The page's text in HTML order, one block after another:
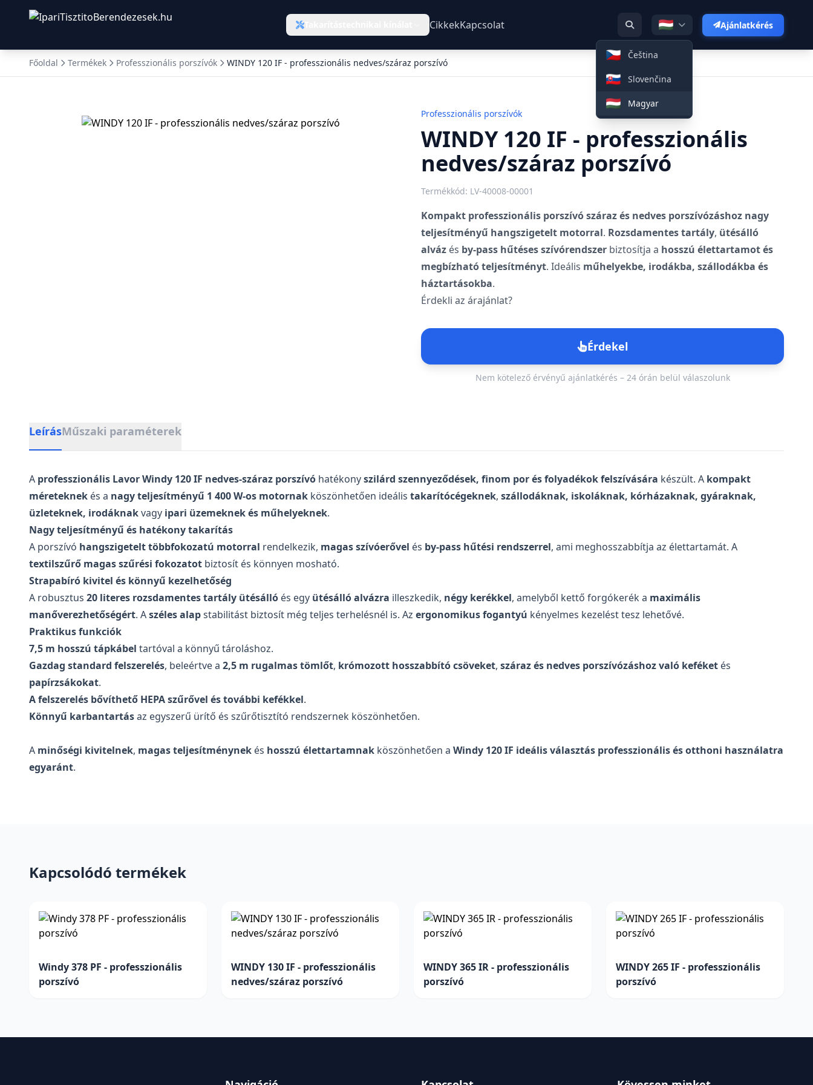
Takarítástechnikai kínálat CikkekKapcsolat
Čeština
Slovenčina
Magyar
Ajánlatkérés
Főoldal Termékek Professzionális porszívók WINDY 120 IF - professzionális nedves/száraz porszívó
Professzionális porszívók
WINDY 120 IF - professzionális
nedves/száraz porszívó
Termékkód: LV-40008-00001
Kompakt professzionális porszívószáraz és nedves porszívózáshoz nagy
teljesítményű hangszigetelt motorral. Rozsdamentes tartály, ütésálló
alváz és by-pass hűtéses szívórendszer biztosítja a hosszú élettartamot és
megbízható teljesítményt. Ideális műhelyekbe, irodákba, szállodákba és
háztartásokba.
Érdekli az árajánlat?
Érdekel
Nem kötelező érvényű ajánlatkérés – 24 órán belül válaszolunk
Kérés küldése
LeírásMűszaki paraméterek
A professzionális Lavor Windy 120 IF nedves-száraz porszívó hatékonyszilárd szennyeződések, finom por és folyadékok felszívására készült. A kompakt
méreteknek és a nagy teljesítményű 1 400 W-os motornak köszönhetően ideális takarítócégeknek, szállodáknak, iskoláknak, kórházaknak, gyáraknak,
üzleteknek, irodáknakvagy ipari üzemeknek és műhelyeknek.
Nagy teljesítményű és hatékony takarítás
A porszívó hangszigetelt többfokozatú motorral rendelkezik, magas szívóerővel és by-pass hűtési rendszerrel, ami meghosszabbítja az élettartamát. A
textilszűrő magas szűrési fokozatot biztosít és könnyen mosható.
Strapabíró kivitel és könnyű kezelhetőség
A robusztus 20 literes rozsdamentes tartály ütésálló és egy ütésálló alvázra illeszkedik, négy kerékkel, amelyből kettő forgókerék a maximális
manőverezhetőségért. Aszéles alapstabilitást biztosít még teljes terhelésnél is. Az ergonomikus fogantyú kényelmes kezelést tesz lehetővé.
Praktikus funkciók
7,5 m hosszú tápkábel tartóval a könnyű tároláshoz.
Gazdag standard felszerelés, beleértve a 2,5 m rugalmas tömlőt, krómozott hosszabbító csöveket, száraz és nedves porszívózáshoz való keféket és
papírzsákokat.
A felszerelés bővíthető HEPA szűrővel és további kefékkel.
Könnyű karbantartásaz egyszerű ürítő és szűrőtisztító rendszernek köszönhetően.
A minőségi kivitelnek, magas teljesítménynek és hosszú élettartamnak köszönhetően a Windy 120 IF ideális választás professzionális és otthoni használatra
egyaránt.
Kapcsolódó termékek
Windy 378 PF - professzionális
porszívó
WINDY 130 IF - professzionális
nedves/száraz porszívó
WINDY 365 IR - professzionális
porszívó
WINDY 265 IF - professzionális
porszívó